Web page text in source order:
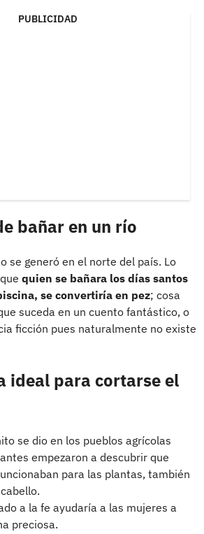
PUBLICIDAD
bañar en un río
se generó en el norte del país. Lo
quien se bañara los días santos
se convertiría en pez; cosa
suceda en un cuento fantástico, o
ficción pues naturalmente no existe
ideal para cortarse el
se dio en los pueblos agrícolas
empezaron a descubrir que
para las plantas, también
a la fe ayudaría a las mujeres a
preciosa.